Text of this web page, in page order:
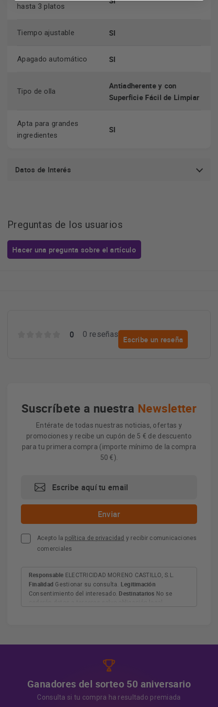
hasta 3 platos
Tiempo ajustable SI
Apagado automático SI
Tipo de olla
Antiadherente y con
Superficie Fácil de Limpiar
Apta para grandes
ingredientes
SI
Datos de Interés
Preguntas de los usuarios
Hacer una pregunta sobre el artículo
0 0 reseñas
Escribe un reseña
Suscríbete a nuestra Newsletter
Entérate de todas nuestras noticias, ofertas y
promociones y recibe un cupón de 5 € de descuento
para tu primera compra (importe mínimo de la compra
50 €).
Acepto la política de privacidad y recibir comunicaciones
comerciales
Responsable ELECTRICIDAD MORENO CASTILLO, S.L.
Finalidad Gestionar su consulta. Legitimación
Consentimiento del interesado. Destinatarios No se
Ganadores del sorteo 50 aniversario
Consulta si tu compra ha resultado premiada